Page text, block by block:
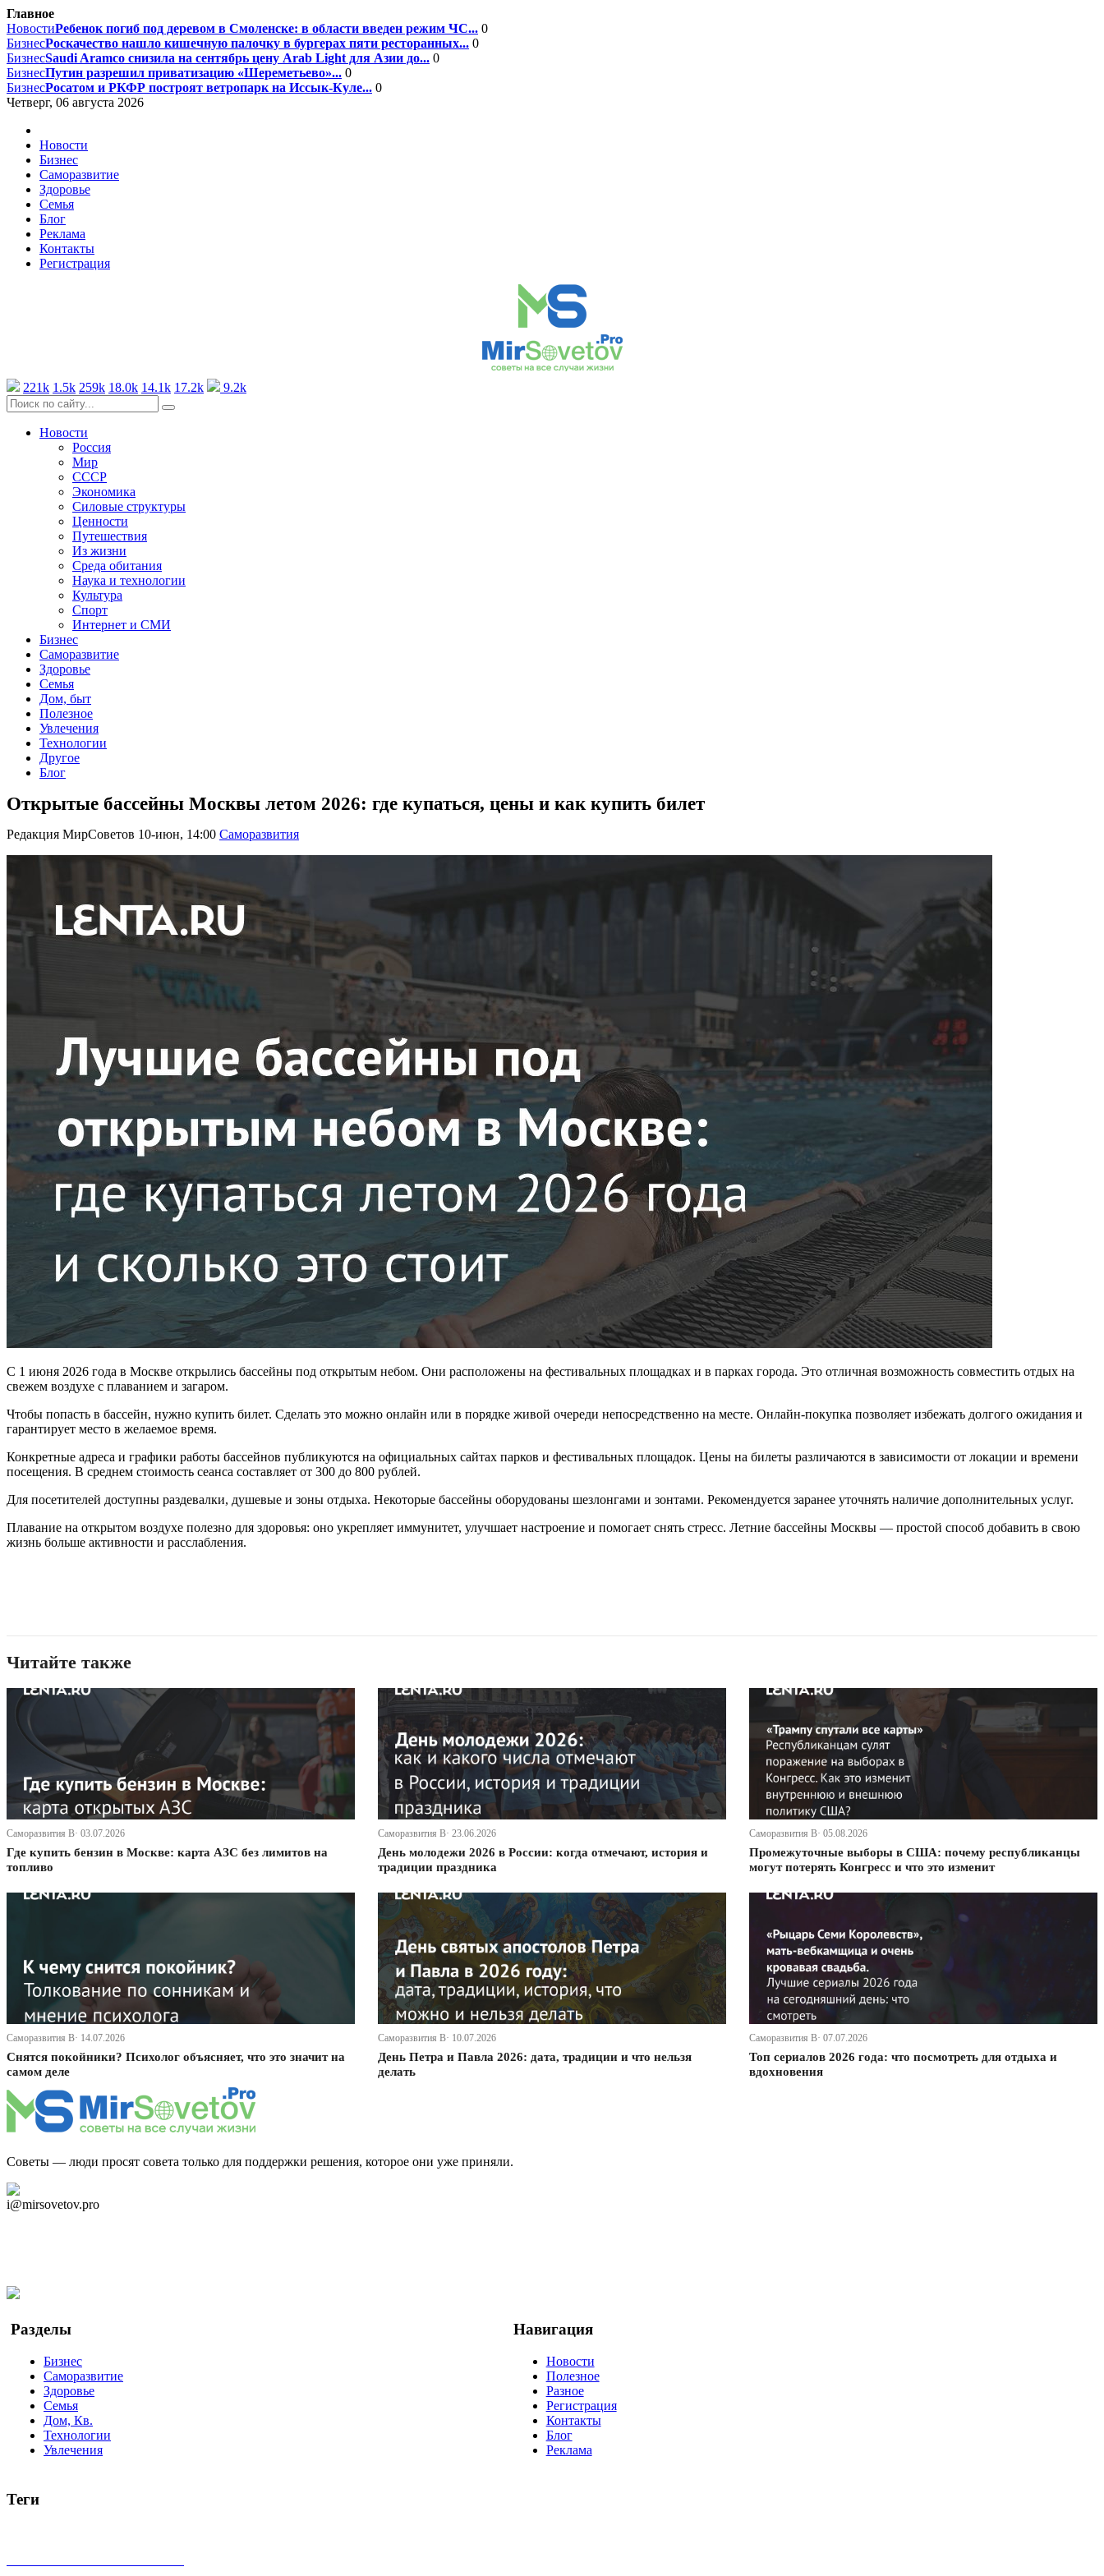
Главное
НовостиРебенок погиб под деревом в Смоленске: в области введен режим ЧС... 0
БизнесРоскачество нашло кишечную палочку в бургерах пяти ресторанных... 0
БизнесSaudi Aramco снизила на сентябрь цену Arab Light для Азии до... 0
БизнесПутин разрешил приватизацию «Шереметьево»... 0
БизнесРосатом и РКФР построят ветропарк на Иссык-Куле... 0
Четверг, 06 августа 2026
Новости
Бизнес
Саморазвитие
Здоровье
Семья
Блог
Реклама
Контакты
Регистрация
221k 1.5k 259k 18.0k 14.1k 17.2k 9.2k
Новости
Россия
Мир
СССР
Экономика
Силовые структуры
Ценности
Путешествия
Из жизни
Среда обитания
Наука и технологии
Культура
Спорт
Интернет и СМИ
Бизнес
Саморазвитие
Здоровье
Семья
Дом, быт
Полезное
Увлечения
Технологии
Другое
Блог
Открытые бассейны Москвы летом 2026: где купаться, цены и как купить билет
Редакция МирСоветов 10-июн, 14:00 Саморазвития
С 1 июня 2026 года в Москве открылись бассейны под открытым небом. Они расположены на фестивальных площадках и в парках города. Это отличная возможность совместить отдых на
свежем воздухе с плаванием и загаром.
Чтобы попасть в бассейн, нужно купить билет. Сделать это можно онлайн или в порядке живой очереди непосредственно на месте. Онлайн-покупка позволяет избежать долгого ожидания и
гарантирует место в желаемое время.
Конкретные адреса и графики работы бассейнов публикуются на официальных сайтах парков и фестивальных площадок. Цены на билеты различаются в зависимости от локации и времени
посещения. В среднем стоимость сеанса составляет от 300 до 800 рублей.
Для посетителей доступны раздевалки, душевые и зоны отдыха. Некоторые бассейны оборудованы шезлонгами и зонтами. Рекомендуется заранее уточнять наличие дополнительных услуг.
Плавание на открытом воздухе полезно для здоровья: оно укрепляет иммунитет, улучшает настроение и помогает снять стресс. Летние бассейны Москвы — простой способ добавить в свою
жизнь больше активности и расслабления.
Читайте также
Саморазвития В· 03.07.2026
Где купить бензин в Москве: карта АЗС без лимитов на
топливо
Саморазвития В· 23.06.2026
День молодежи 2026 в России: когда отмечают, история и
традиции праздника
Саморазвития В· 05.08.2026
Промежуточные выборы в США: почему республиканцы
могут потерять Конгресс и что это изменит
Саморазвития В· 14.07.2026
Снятся покойники? Психолог объясняет, что это значит на
самом деле
Саморазвития В· 10.07.2026
День Петра и Павла 2026: дата, традиции и что нельзя
делать
Саморазвития В· 07.07.2026
Топ сериалов 2026 года: что посмотреть для отдыха и
вдохновения
Советы — люди просят совета только для поддержки решения, которое они уже приняли.
i@mirsovetov.pro
Разделы
Бизнес
Саморазвитие
Здоровье
Семья
Дом, Кв.
Технологии
Увлечения
Навигация
Новости
Полезное
Разное
Регистрация
Контакты
Блог
Реклама
Теги